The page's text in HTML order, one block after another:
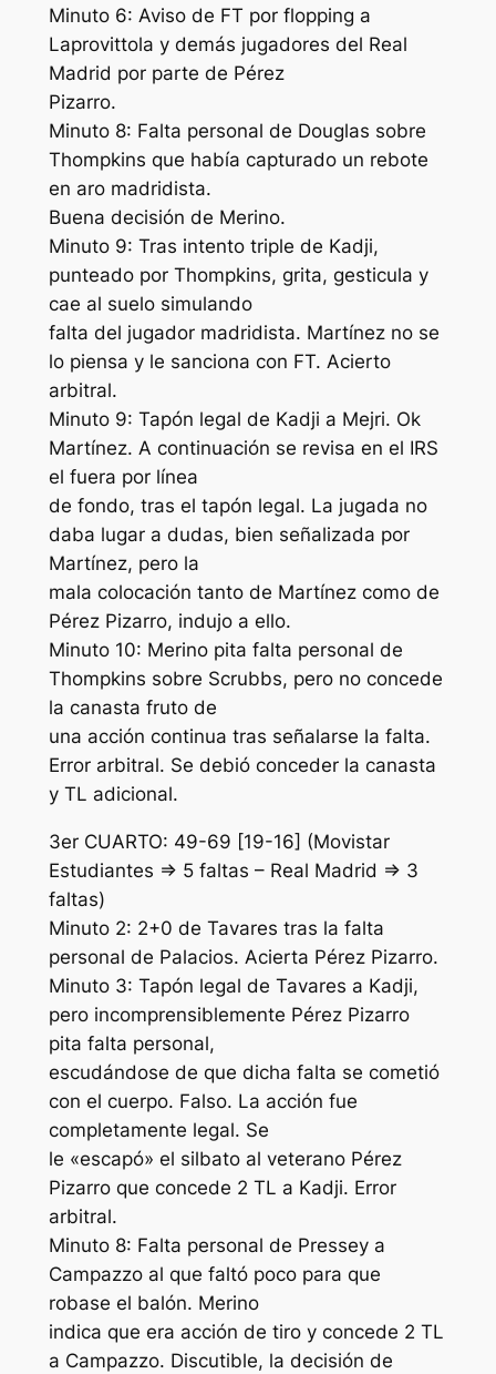
Minuto 6: Aviso de FT por flopping a
Laprovittola y demás jugadores del Real
Madrid por parte de Pérez
Pizarro.
Minuto 8: Falta personal de Douglas sobre
Thompkins que había capturado un rebote
en aro madridista.
Buena decisión de Merino.
Minuto 9: Tras intento triple de Kadji,
punteado por Thompkins, grita, gesticula y
cae al suelo simulando
falta del jugador madridista. Martínez no se
lo piensa y le sanciona con FT. Acierto
arbitral.
Minuto 9: Tapón legal de Kadji a Mejri. Ok
Martínez. A continuación se revisa en el IRS
el fuera por línea
de fondo, tras el tapón legal. La jugada no
daba lugar a dudas, bien señalizada por
Martínez, pero la
mala colocación tanto de Martínez como de
Pérez Pizarro, indujo a ello.
Minuto 10: Merino pita falta personal de
Thompkins sobre Scrubbs, pero no concede
la canasta fruto de
una acción continua tras señalarse la falta.
Error arbitral. Se debió conceder la canasta
y TL adicional.
3er CUARTO: 49-69 [19-16] (Movistar
Estudiantes => 5 faltas – Real Madrid => 3
faltas)
Minuto 2: 2+0 de Tavares tras la falta
personal de Palacios. Acierta Pérez Pizarro.
Minuto 3: Tapón legal de Tavares a Kadji,
pero incomprensiblemente Pérez Pizarro
pita falta personal,
escudándose de que dicha falta se cometió
con el cuerpo. Falso. La acción fue
completamente legal. Se
le «escapó» el silbato al veterano Pérez
Pizarro que concede 2 TL a Kadji. Error
arbitral.
Minuto 8: Falta personal de Pressey a
Campazzo al que faltó poco para que
robase el balón. Merino
indica que era acción de tiro y concede 2 TL
a Campazzo. Discutible, la decisión de